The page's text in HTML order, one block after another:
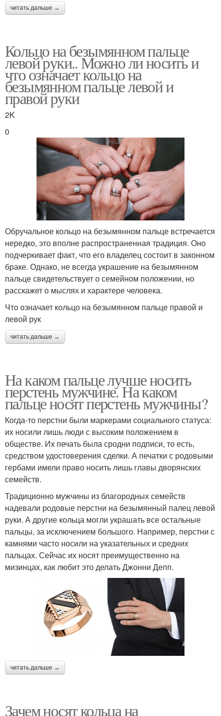
читать дальше →
Кольцо на безымянном пальце
левой руки.. Можно ли носить и
что означает кольцо на
безымянном пальце левой и
правой руки
2K
0
Обручальное кольцо на безымянном пальце встречается
нередко, это вполне распространенная традиция. Оно
подчеркивает факт, что его владелец состоит в законном
браке. Однако, не всегда украшение на безымянном
пальце свидетельствует о семейном положении, но
расскажет о мыслях и характере человека.
Что означает кольцо на безымянном пальце правой и
левой рук
читать дальше →
На каком пальце лучше носить
перстень мужчине. На каком
пальце носят перстень мужчины?
Когда-то перстни были маркерами социального статуса:
их носили лишь люди с высоким положением в
обществе. Их печать была сродни подписи, то есть,
средством удостоверения сделки. А печатки с родовыми
гербами имели право носить лишь главы дворянских
семейств.
Традиционно мужчины из благородных семейств
надевали родовые перстни на безымянный палец левой
руки. А другие кольца могли украшать все остальные
пальцы, за исключением большого. Например, перстни с
камнями часто носили на указательных и средних
пальцах. Сейчас их носят преимущественно на
мизинцах, как любит это делать Джонни Депп.
читать дальше →
Зачем носят кольца на